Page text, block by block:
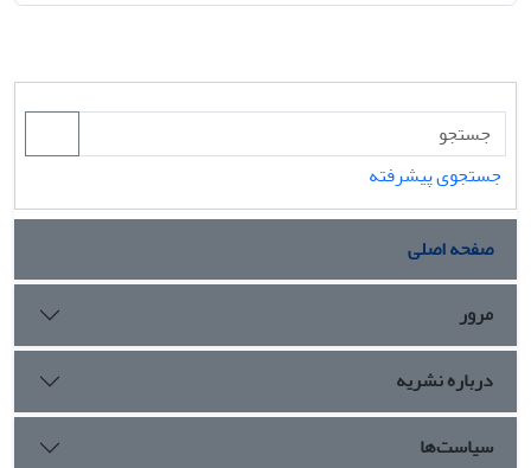
جستجوی پیشرفته
صفحه اصلی
مرور
درباره نشریه
سیاست‌ها